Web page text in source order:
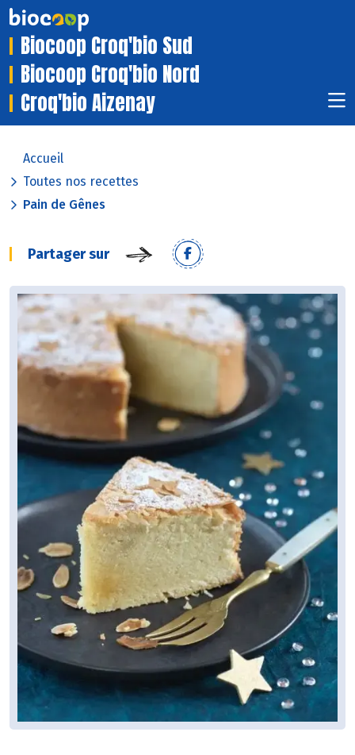
Biocoop Croq'bio Sud
Biocoop Croq'bio Nord
Croq'bio Aizenay
Accueil
Toutes nos recettes
Pain de Gênes
Partager sur